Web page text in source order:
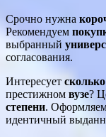
Срочно нужна
Рекомендуем
выбранный
согласования.
Интересует
престижном вузе?
степени.
идентичный